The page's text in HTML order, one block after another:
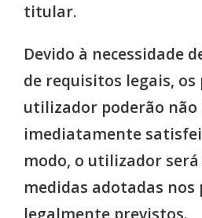
titular.
Devido à necessidade
de requisitos legais, os
utilizador poderão não
imediatamente
modo, o utilizador
medidas adotadas nos